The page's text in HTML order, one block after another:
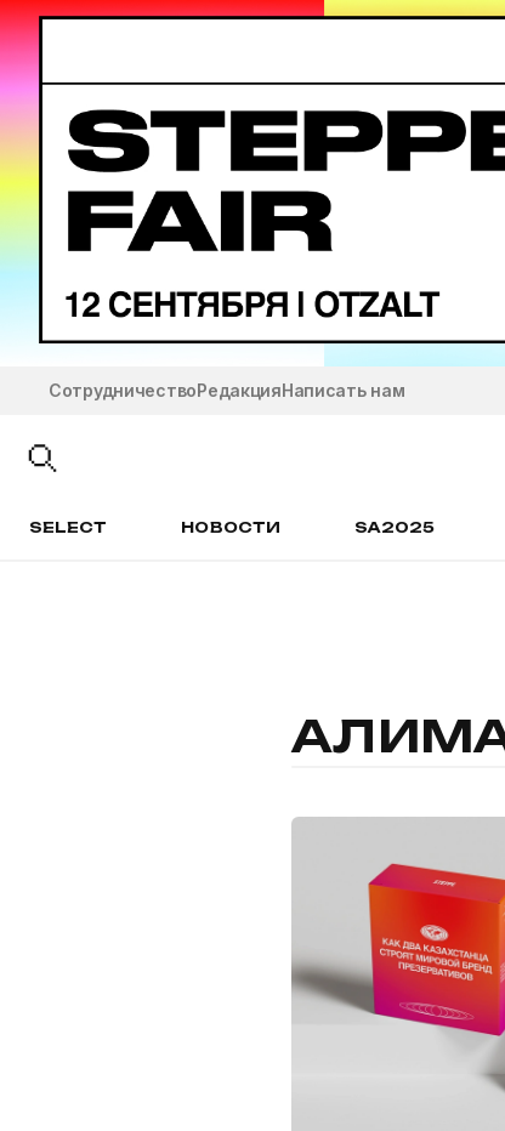
СотрудничествоРедакцияНаписать нам
SELECT НОВОСТИ SA2025